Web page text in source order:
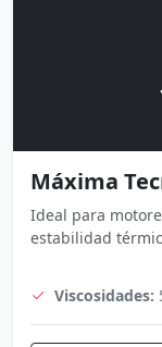
Máxima
Ideal para
estabilidad
Viscosidades: